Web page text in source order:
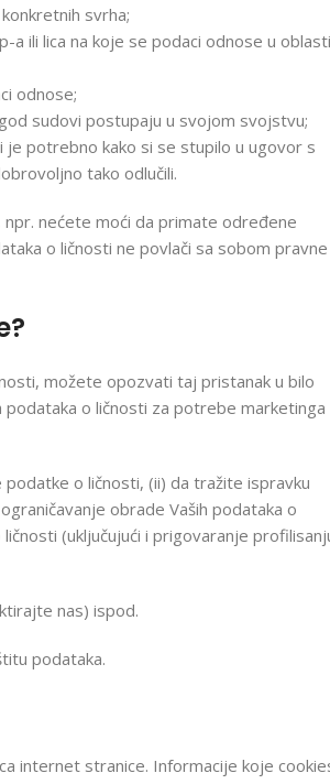
svrha;
a ili lica na koje se podaci odnose u oblasti
odnose;
sudovi postupaju u svojom svojstvu;
je potrebno kako si se stupilo u ugovor s
tako odlučili.
nećete moći da primate određene
o ličnosti ne povlači sa sobom pravne
možete opozvati taj pristanak u bilo
o ličnosti za potrebe marketinga
o ličnosti, (ii) da tražite ispravku
obrade Vaših podataka o
(uključujući i prigovaranje
nas) ispod.
podataka.
internet stranice. Informacije koje